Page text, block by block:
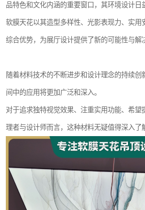
品特色和文化内涵的重要窗口，其环境设计日
软膜天花以其造型多样性、光影表现力、实用
综合优势，为展厅设计提供了新的可能性与解
随着材料技术的不断进步和设计理念的持续创
间中的应用将更加广泛和深入。
对于追求独特视觉效果、注重实用功能、希望
理者与设计师而言，这种材料无疑值得深入了